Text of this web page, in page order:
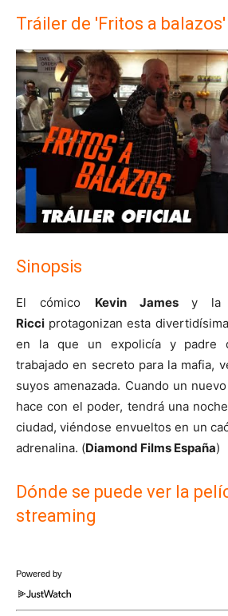
Tráiler de 'Fritos a balazos'
Sinopsis
El cómico Kevin Jamesy la
Ricci protagonizan esta
en la que un expolicía y padre
trabajado en secreto para la mafia,
suyos amenazada. Cuando un
hace con el poder, tendrá una
ciudad, viéndose envueltos en un
adrenalina. (Diamond Films España)
Dónde se puede ver la
streaming
Powered by